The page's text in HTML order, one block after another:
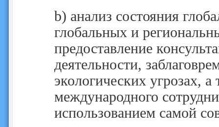
b) анализ состояния
глобальных и
предоставление
деятельности,
экологических угрозах,
международного
использованием самой